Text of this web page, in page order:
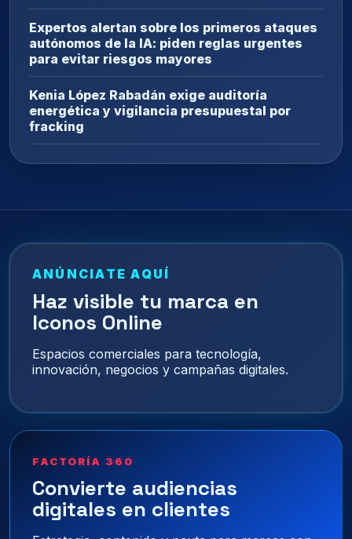
Expertos alertan sobre los primeros ataques
autónomos de la IA: piden reglas urgentes
para evitar riesgos mayores
Kenia López Rabadán exige auditoría
energética y vigilancia presupuestal por
fracking
ANÚNCIATE AQUÍ
Haz visible tu marca en
Iconos Online
Espacios comerciales para tecnología,
innovación, negocios y campañas digitales.
FACTORÍA 360
Convierte audiencias
digitales en clientes